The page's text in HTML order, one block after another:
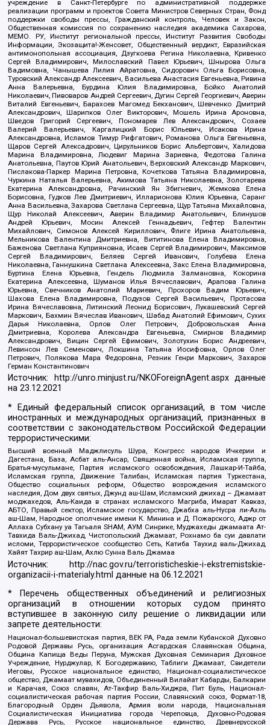
учреждение в Санкт-Петербурге по административной поддержке
реализации программ и проектов Совета Министров Северных Стран, Фонд
поддержки свободы прессы, Гражданский контроль, Человек и Закон,
Общественная комиссия по сохранению наследия академика Сахарова,
МЕМО. РУ, Институт региональной прессы, Институт Развития Свободы
Информации, Экозащита!-Женсовет, Общественный вердикт, Евразийская
антимонопольная ассоциация, Дзугкоева Регина Николаевна, Кривенко
Сергей Владимирович, Милославский Павел Юрьевич, Шнырова Ольга
Вадимовна, Чанышева Лилия Айратовна, Сидорович Ольга Борисовна,
Туровский Александр Алексеевич, Васильева Анастасия Евгеньевна, Ривина
Анна Валерьевна, Бурдина Юлия Владимировна, Бойко Анатолий
Николаевич, Пивоваров Андрей Сергеевич, Дугин Сергей Георгиевич, Аверин
Виталий Евгеньевич, Барахоев Магомед Бекханович, Шевченко Дмитрий
Александрович, Шарипков Олег Викторович, Мошель Ирина Ароновна,
Шведов Григорий Сергеевич, Пономарев Лев Александрович, Созаев
Валерий Валерьевич, Каргалицкий Борис Юльевич, Исакова Ирина
Александровна, Исламов Тимур Рифгатович, Романова Ольга Евгеньевна,
Щаров Сергей Алексадрович, Цирульников Борис Альбертович, Халидова
Марина Владимировна, Людевиг Марина Зариевна, Федотова Галина
Анатольевна, Паутов Юрий Анатольевич, Верховский Александр Маркович,
Пислакова-Паркер Марина Петровна, Кочеткова Татьяна Владимировна,
Чуркина Наталья Валерьевна, Акимова Татьяна Николаевна, Золотарева
Екатерина Александровна, Рачинский Ян Збигневич, Жемкова Елена
Борисовна, Гудков Лев Дмитриевич, Илларионова Юлия Юрьевна, Саранг
Анна Васильевна, Захарова Светлана Сергеевна, Щур Татьяна Михайловна,
Щур Николай Алексеевич, Аверин Владимир Анатольевич, Блинушов
Андрей Юрьевич, Мосин Алексей Геннадьевич, Гефтер Валентин
Михайлович, Симонов Алексей Кириллович, Флиге Ирина Анатольевна,
Мельникова Валентина Дмитриевна, Вититинова Елена Владимировна,
Баженова Светлана Куприяновна, Исаев Сергей Владимирович, Максимов
Сергей Владимирович, Беляев Сергей Иванович, Голубева Елена
Николаевна, Ганнушкина Светлана Алексеевна, Закс Елена Владимировна,
Буртина Елена Юрьевна, Гендель Людмила Залмановна, Кокорина
Екатерина Алексеевна, Шуманов Илья Вячеславович, Арапова Галина
Юрьевна, Свечников Анатолий Мариевич, Прохоров Вадим Юрьевич,
Шахова Елена Владимировна, Подузов Сергей Васильевич, Протасова
Ирина Вячеславовна, Литинский Леонид Борисович, Лукашевский Сергей
Маркович, Бахмин Вячеслав Иванович, Шабад Анатолий Ефимович, Сухих
Дарья Николаевна, Орлов Олег Петрович, Добровольская Анна
Дмитриевна, Королева Александра Евгеньевна, Смирнов Владимир
Александрович, Вицин Сергей Ефимович, Золотухин Борис Андреевич,
Левинсон Лев Семенович, Локшина Татьяна Иосифовна, Орлов Олег
Петрович, Полякова Мара Федоровна, Резник Генри Маркович, Захаров
Герман Константинович
Источник: http://unro.minjust.ru/NKOForeignAgent.aspxданные
на23.12.2021
* Единый федеральный список организаций, в том числе
иностранных и международных организаций, признанных в
соответствии с законодательством Российской Федерации
террористическими:
Высший военный Маджлисуль Шура, Конгресс народов Ичкерии и
Дагестана, База, Асбат аль-Ансар, Священная война, Исламская группа,
Братья-мусульмане, Партия исламского освобождения, Лашкар-И-Тайба,
Исламская группа, Движение Талибан, Исламская партия Туркестана,
Общество социальных реформ, Общество возрождения исламского
наследия, Дом двух святых, Джунд аш-Шам, Исламский джихад – Джамаат
моджахедов, Аль-Каида в странах исламского Магриба, Имарат Кавказ,
АБТО, Правый сектор, Исламское государство, Джабха аль-Нусра ли-Ахль
аш-Шам, Народное ополчение имени К. Минина и Д. Пожарского, Аджр от
Аллаха Субхану уа Тагьаля SHAM, АУМ Синрике, Муджахеды джамаата Ат-
Тавхида Валь-Джихад, Чистопольский Джамаат, Рохнамо ба суи давлати
исломи, Террористическое сообщество Сеть, Катиба Таухид валь-Джихад,
Хайят Тахрир аш-Шам, Ахлю Сунна Валь Джамаа
Источник:
http://nac.gov.ru/terroristicheskie-i-ekstremistskie-
organizacii-i-materialy.html данные на06.12.2021
* Перечень общественных объединений и религиозных
организаций в отношении которых судом принято
вступившее в законную силу решение о ликвидации или
запрете деятельности:
Национал-большевистская партия, ВЕК РА, Рада земли Кубанской Духовно
Родовой Державы Русь, организация Асгардская Славянская Община,
Община Капища Веды Перуна, Мужская Духовная Семинария Духовное
Учреждение, Нурджулар, К Богодержавию, Таблиги Джамаат, Свидетели
Иеговы, Русское национальное единство, Национал-социалистическое
общество, Джамаат мувахидов, Объединенный Вилайат Кабарды, Балкарии
и Карачая, Союз славян, Ат-Такфир Валь-Хиджра, Пит Буль, Национал-
социалистическая рабочая партия России, Славянский союз, Формат-18,
Благородный Орден Дьявола, Армия воли народа, Национальная
Социалистическая Инициатива города Череповца, Духовно-Родовая
Держава Русь, Русское национальное единство, Древнерусской